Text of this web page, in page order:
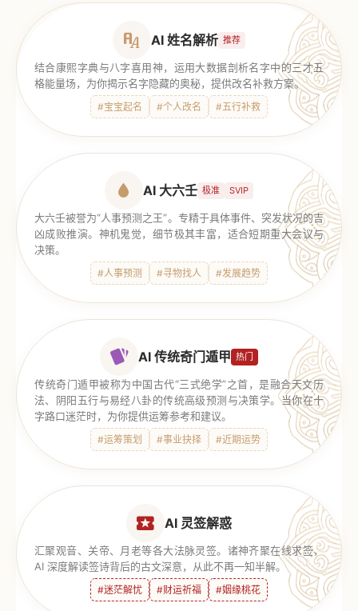
AI 姓名解析 推荐
结合康熙字典与八字喜用神，运用大数据剖析名字中的三才五
格能量场，为你揭示名字隐藏的奥秘，提供改名补救方案。
#宝宝起名 #个人改名 #五行补救
AI 大六壬 极准 SVIP
大六壬被誉为“人事预测之王”。专精于具体事件、突发状况的吉
凶成败推演。神机鬼觉，细节极其丰富，适合短期重大会议与
决策。
#人事预测 #寻物找人 #发展趋势
AI 传统奇门遁甲 热门
传统奇门遁甲被称为中国古代“三式绝学”之首，是融合天文历
法、阴阳五行与易经八卦的传统高级预测与决策学。当你在十
字路口迷茫时，为你提供运筹参考和建议。
#运筹策划 #事业抉择 #近期运势
AI 灵签解惑
汇聚观音、关帝、月老等各大法脉灵签。诸神齐聚在线求签，
AI 深度解读签诗背后的古文深意，从此不再一知半解。
#迷茫解忧 #财运祈福 #姻缘桃花